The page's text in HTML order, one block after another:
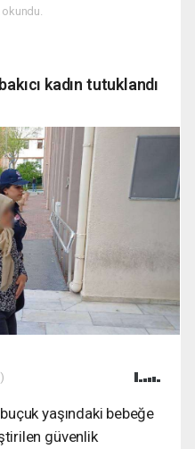
kadın tutuklandı
yaşındaki bebeğe
güvenlik